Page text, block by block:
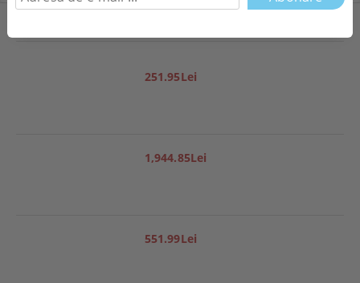
251.95Lei
1,944.85Lei
551.99Lei